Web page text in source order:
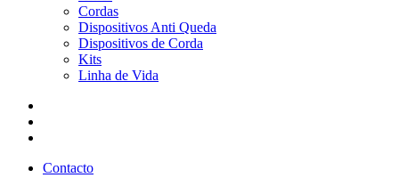
Cordas
Dispositivos Anti Queda
Dispositivos de Corda
Kits
Linha de Vida
Contacto